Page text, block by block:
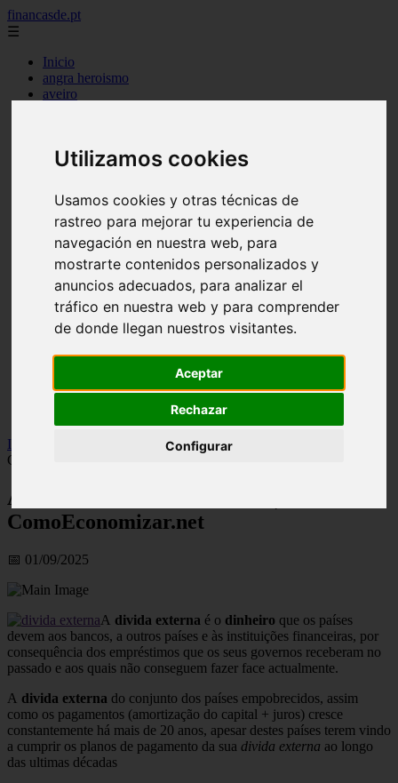
Utilizamos cookies
Usamos cookies y otras técnicas de
rastreo para mejorar tu experiencia de
navegación en nuestra web, para
mostrarte contenidos personalizados y
anuncios adecuados, para analizar el
tráfico en nuestra web y para comprender
de donde llegan nuestros visitantes.
Aceptar
Rechazar
Configurar
financasde.pt
☰
Inicio
angra heroismo
aveiro
castelo branco
faro
guarda
horta
leiria
lisboa
madeira
ponta delgada
portalegre
porto
vila real
Inicio
A Dívida Externa No Mundo |
ComoEconomizar.net
A Dívida Externa No Mundo |
ComoEconomizar.net
📅 01/09/2025
A divida externa é o dinheiro que os países
devem aos bancos, a outros países e às instituições financeiras, por
consequência dos empréstimos que os seus governos receberam no
passado e aos quais não conseguem fazer face actualmente.
A divida externa do conjunto dos países empobrecidos, assim
como os pagamentos (amortização do capital + juros) cresce
constantemente há mais de 20 anos, apesar destes países terem vindo
a cumprir os planos de pagamento da sua divida externa ao longo
das ultimas décadas